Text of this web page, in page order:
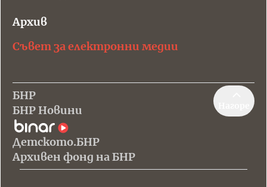
Архив
Съвет за електронни медии
БНР
БНР Новини
Детското.БНР
Архивен фонд на БНР